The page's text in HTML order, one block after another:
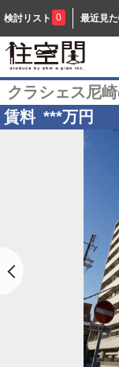
検討リスト 0 最近見
クラシェス尼
賃料 ***万円